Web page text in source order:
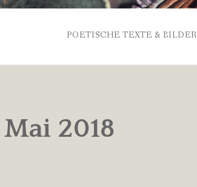
POETISCHE TEXTE & BILDER
Mai 2018